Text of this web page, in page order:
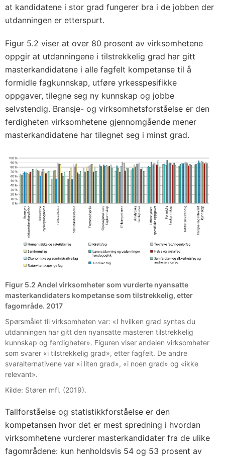
at kandidatene i stor grad fungerer bra i de jobben der
utdanningen er etterspurt.
Figur 5.2 viser at over 80 prosent av virksomhetene
oppgir at utdanningene i tilstrekkelig grad har gitt
masterkandidatene i alle fagfelt kompetanse til å
formidle fagkunnskap, utføre yrkesspesifikke
oppgaver, tilegne seg ny kunnskap og jobbe
selvstendig. Bransje- og virksomhetsforståelse er den
ferdigheten virksomhetene gjennomgående mener
masterkandidatene har tilegnet seg i minst grad.
Figur 5.2 Andel virksomheter som vurderte nyansatte
masterkandidaters kompetanse som tilstrekkelig, etter
fagområde. 2017
Spørsmålet til virksomheten var: «I hvilken grad syntes du
utdanningen har gitt den nyansatte masteren tilstrekkelig
kunnskap og ferdigheter». Figuren viser andelen virksomheter
som svarer «i tilstrekkelig grad», etter fagfelt. De andre
svaralternativene var «i liten grad», «i noen grad» og «ikke
relevant».
Kilde: Støren mfl. (2019).
Tallforståelse og statistikkforståelse er den
kompetansen hvor det er mest spredning i hvordan
virksomhetene vurderer masterkandidater fra de ulike
fagområdene: kun henholdsvis 54 og 53 prosent av